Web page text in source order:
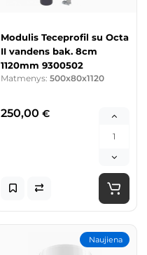
Modulis Teceprofil su Octa
II vandens bak. 8cm
1120mm 9300502
Matmenys: 500x80x1120
250,00 €
Naujiena